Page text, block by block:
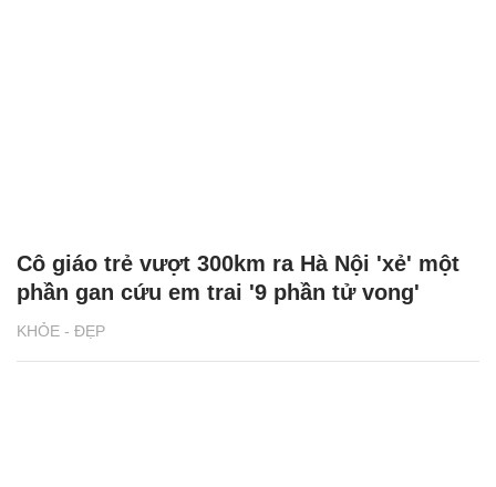
KHỎE - ĐẸP
Cô giáo trẻ vượt 300km ra Hà Nội 'xẻ' một
phần gan cứu em trai '9 phần tử vong'